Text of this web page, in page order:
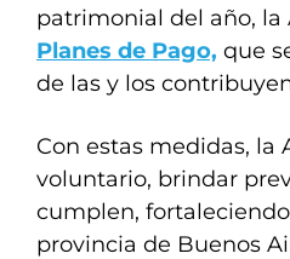
patrimonial del año,
Planes de Pago, que
de las y los
Con estas medidas,
voluntario, brindar
cumplen,
provincia de Buenos